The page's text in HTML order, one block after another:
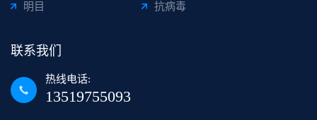
明目 抗病毒
联系我们
热线电话:
13519755093